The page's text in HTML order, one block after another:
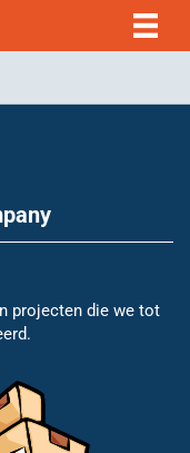
projecten die we tot